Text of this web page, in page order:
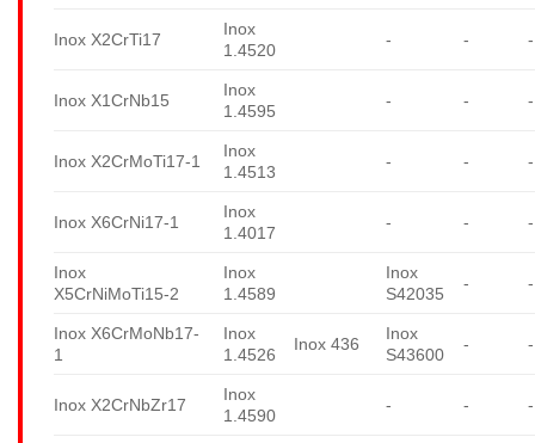
Inox X2CrTi17
Inox
1.4520
- - -
Inox X1CrNb15
Inox
1.4595
- - -
Inox X2CrMoTi17-1
Inox
1.4513
- - -
Inox X6CrNi17-1
Inox
1.4017
- - -
Inox
X5CrNiMoTi15-2
Inox
1.4589
Inox
S42035
- -
Inox X6CrMoNb17-
1
Inox
1.4526
Inox 436
Inox
S43600
- -
Inox X2CrNbZr17
Inox
1.4590
- - -